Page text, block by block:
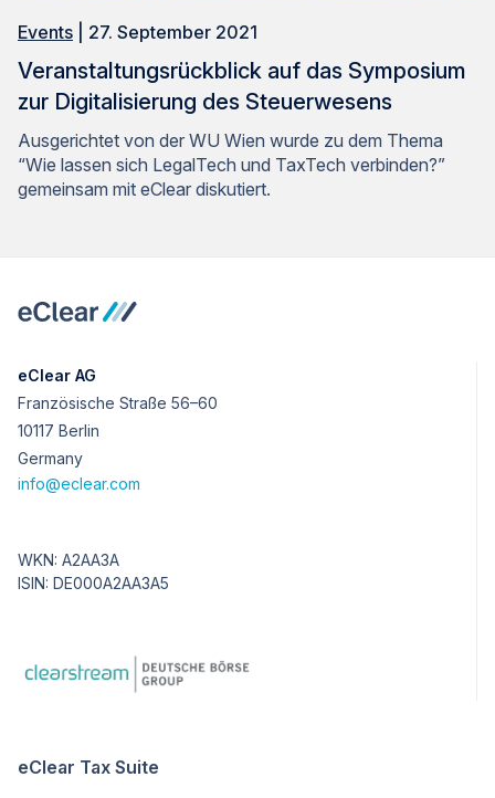
Events | 27. September 2021
Veranstaltungsrückblick auf das Symposium
zur Digitalisierung des Steuerwesens
Ausgerichtet von der WU Wien wurde zu dem Thema
“Wie lassen sich LegalTech und TaxTech verbinden?”
gemeinsam mit eClear diskutiert.
eClear AG
Französische Straße 56–60
10117 Berlin
Germany
info@eclear.com
WKN: A2AA3A
ISIN: DE000A2AA3A5
eClear Tax Suite